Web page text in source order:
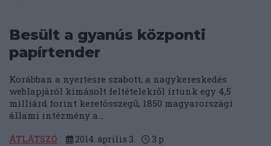
Besült a gyanús központi
papírtender
Korábban a nyertesre szabott, a nagykereskedés
weblapjáról kimásolt feltételekről írtunk egy 4,5
milliárd forint keretösszegű, 1850 magyarországi
állami intézmény a...
ÁTLÁTSZÓ 2014. április 3. 3 p